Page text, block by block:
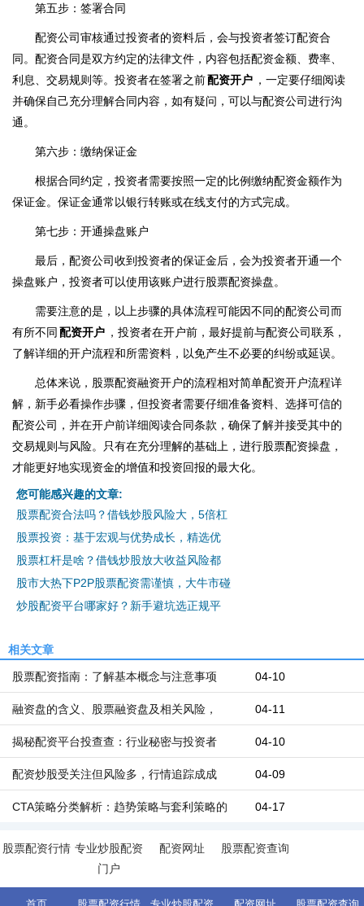
第五步：签署合同
配资公司审核通过投资者的资料后，会与投资者签订配资合
同。配资合同是双方约定的法律文件，内容包括配资金额、费率、
利息、交易规则等。投资者在签署之前配资开户 ，一定要仔细阅读
并确保自己充分理解合同内容，如有疑问，可以与配资公司进行沟
通。
第六步：缴纳保证金
根据合同约定，投资者需要按照一定的比例缴纳配资金额作为
保证金。保证金通常以银行转账或在线支付的方式完成。
第七步：开通操盘账户
最后，配资公司收到投资者的保证金后，会为投资者开通一个
操盘账户，投资者可以使用该账户进行股票配资操盘。
需要注意的是，以上步骤的具体流程可能因不同的配资公司而
有所不同 配资开户 ，投资者在开户前，最好提前与配资公司联系，
了解详细的开户流程和所需资料，以免产生不必要的纠纷或延误。
总体来说，股票配资融资开户的流程相对简单配资开户流程详
解，新手必看操作步骤，但投资者需要仔细准备资料、选择可信的
配资公司，并在开户前详细阅读合同条款，确保了解并接受其中的
交易规则与风险。只有在充分理解的基础上，进行股票配资操盘，
才能更好地实现资金的增值和投资回报的最大化。
您可能感兴趣的文章:
股票配资合法吗？借钱炒股风险大，5倍杠
股票投资：基于宏观与优势成长，精选优
股票杠杆是啥？借钱炒股放大收益风险都
股市大热下P2P股票配资需谨慎，大牛市碰
炒股配资平台哪家好？新手避坑选正规平
相关文章
04-10
股票配资指南：了解基本概念与注意事项
04-11
融资盘的含义、股票融资盘及相关风险，
04-10
揭秘配资平台投查查：行业秘密与投资者
04-09
配资炒股受关注但风险多，行情追踪成成
04-17
CTA策略分类解析：趋势策略与套利策略的
股票配资行情 专业炒股配资
门户
配资网址 股票配资查询